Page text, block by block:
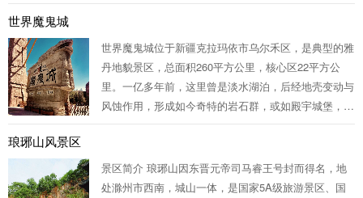
繁育迁地保护种群。基地还拥有全...
世界魔鬼城
世界魔鬼城位于新疆克拉玛依市乌尔禾区，是典型的雅
丹地貌景区，总面积260平方公里，核心区22平方公
里。一亿多年前，这里曾是淡水湖泊，后经地壳变动与
风蚀作用，形成如今奇特的岩石群，或如殿宇城堡，或
业景观、金丝玉探宝、恐龙化石...
琅琊山风景区
景区简介 琅琊山因东晋元帝司马睿王号封而得名，地
处滁州市西南，城山一体，是国家5A级旅游景区、国